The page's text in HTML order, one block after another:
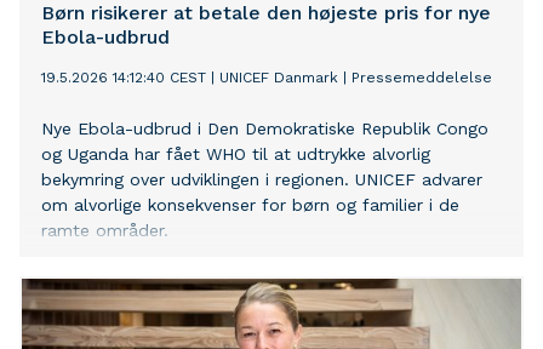
Børn risikerer at betale den højeste pris for nye
Ebola-udbrud
19.5.2026 14:12:40 CEST UNICEF Danmark Pressemeddelelse
Nye Ebola-udbrud i Den Demokratiske Republik Congo
og Uganda har fået WHO til at udtrykke alvorlig
bekymring over udviklingen i regionen. UNICEF advarer
om alvorlige konsekvenser for børn og familier i de
ramte områder.